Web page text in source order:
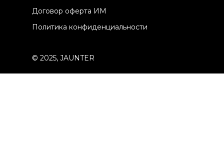
Договор оферта ИМ
Политика конфиденциальности
© 2025, JAUNTER